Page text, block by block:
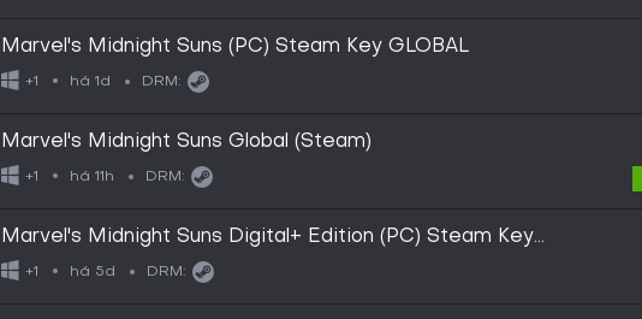
Marvel's Midnight Suns (PC) Steam Key GLOBAL
+1 há 1d DRM:
Marvel's Midnight Suns Global (Steam)
+1 há 11h DRM:
Marvel's Midnight Suns Digital+ Edition (PC) Steam Key
GLOBAL
+1 há 5d DRM: